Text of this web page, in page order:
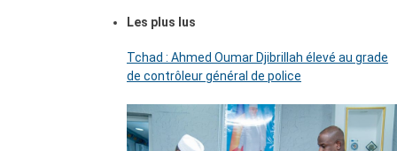
Les plus lus
Tchad : Ahmed Oumar Djibrillah élevé au grade
de contrôleur général de police